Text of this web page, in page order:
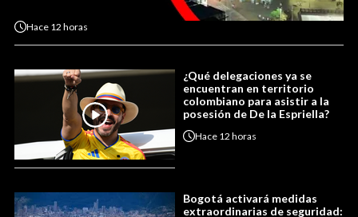
Hace 12 horas
¿Qué delegaciones ya se
encuentran en territorio
colombiano para asistir a la
posesión de De la Espriella?
Hace 12 horas
Bogotá activará medidas
extraordinarias de seguridad: